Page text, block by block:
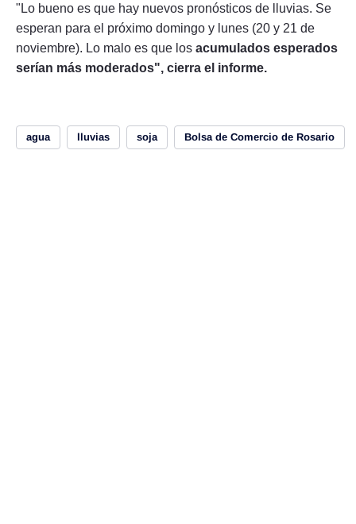
"Lo bueno es que hay nuevos pronósticos de lluvias. Se
esperan para el próximo domingo y lunes (20 y 21 de
noviembre). Lo malo es que los acumulados esperados
serían más moderados", cierra el informe.
agua lluvias soja Bolsa de Comercio de Rosario